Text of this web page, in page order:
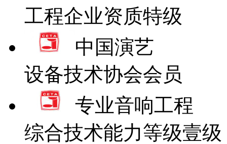
工程企业资质特级
中国演艺
设备技术协会会员
专业音响工程
综合技术能力等级壹级